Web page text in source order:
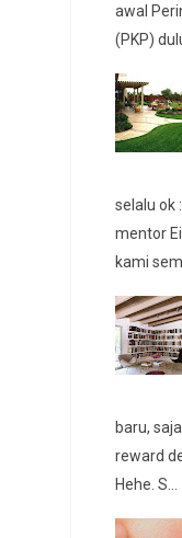
awal
(PKP)
selalu ok
mentor
kami
baru,
reward
Hehe. S...